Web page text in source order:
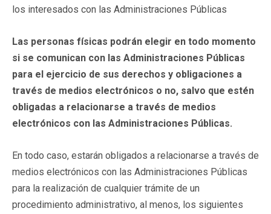
los interesados con las Administraciones Públicas
Las personas físicas podrán elegir en todo momento
si se comunican con las Administraciones Públicas
para el ejercicio de sus derechos y obligaciones a
través de medios electrónicos o no, salvo que estén
obligadas a relacionarse a través de medios
electrónicos con las Administraciones Públicas.
En todo caso, estarán obligados a relacionarse a través de
medios electrónicos con las Administraciones Públicas
para la realización de cualquier trámite de un
procedimiento administrativo, al menos, los siguientes